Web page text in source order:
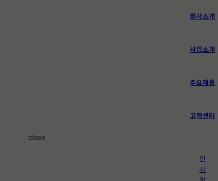
회사소개
사업소개
주요제품
고객센터
close
인
사